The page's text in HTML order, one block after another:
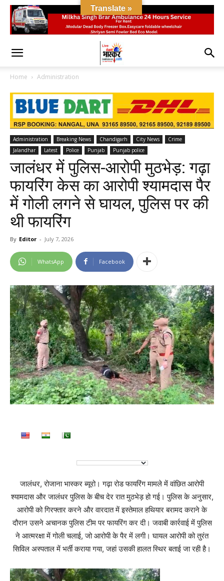
Home Administration
Administration Breaking News Chandigarh City News
Crime
Jalandhar
Latest Police Punjab Punjab police
जालंधर में पुलिस-आरोपी मुठभेड़: गढ़ा
फायरिंग केस का आरोपी श्यामदास पैर
में गोली लगने से घायल, पुलिस पर की
थी फायरिंग
By Editor - July 7, 2026
WhatsApp Facebook
जालंधर, रोजाना भास्कर ब्यूरो। गढ़ा रोड फायरिंग मामले में वांछित आरोपी
श्यामदास और जालंधर पुलिस के बीच देर रात मुठभेड़ हो गई। पुलिस के अनुसार,
आरोपी को गिरफ्तार करने और वारदात में इस्तेमाल हथियार बरामद कराने के
दौरान उसने अचानक पुलिस टीम पर फायरिंग कर दी। जवाबी कार्रवाई में पुलिस
ने आत्मरक्षा में गोली चलाई, जो आरोपी के पैर में लगी। घायल आरोपी को तुरंत
सिविल अस्पताल में भर्ती कराया गया, जहां उसकी हालत स्थिर बताई जा रही है।
Translate »